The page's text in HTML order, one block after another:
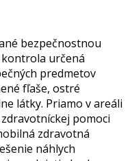
bezpečnostnou
určená
predmetov
fľaše, ostré
látky. Priamo v areáli
pomoci
zdravotná
náhlych